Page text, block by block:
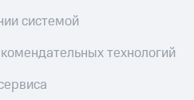
системой
технологий